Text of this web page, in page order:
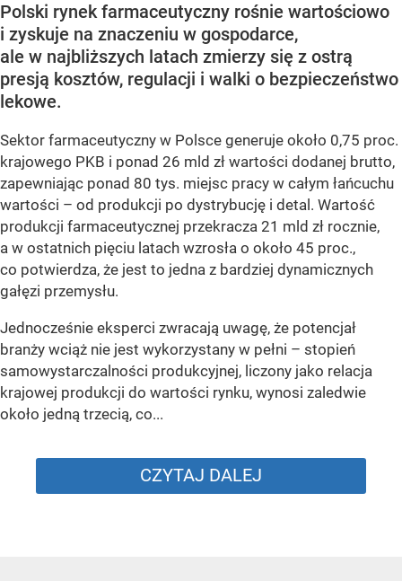
Polski rynek farmaceutyczny rośnie wartościowo
i zyskuje na znaczeniu w gospodarce,
ale w najbliższych latach zmierzy się z ostrą
presją kosztów, regulacji i walki o bezpieczeństwo
lekowe.
Sektor farmaceutyczny w Polsce generuje około 0,75 proc.
krajowego PKB i ponad 26 mld zł wartości dodanej brutto,
zapewniając ponad 80 tys. miejsc pracy w całym łańcuchu
wartości – od produkcji po dystrybucję i detal. Wartość
produkcji farmaceutycznej przekracza 21 mld zł rocznie,
a w ostatnich pięciu latach wzrosła o około 45 proc.,
co potwierdza, że jest to jedna z bardziej dynamicznych
gałęzi przemysłu.
Jednocześnie eksperci zwracają uwagę, że potencjał
branży wciąż nie jest wykorzystany w pełni – stopień
samowystarczalności produkcyjnej, liczony jako relacja
krajowej produkcji do wartości rynku, wynosi zaledwie
około jedną trzecią, co...
CZYTAJ DALEJ